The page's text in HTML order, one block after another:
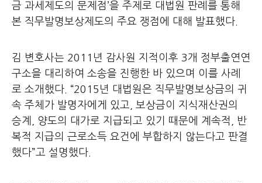
금 과세제도의 문제점’을 주제로 대법원 판례를 통해
본 직무발명보상제도의 주요 쟁점에 대해 발표했다.
김 변호사는 2011년 감사원 지적이후 3개 정부출연연
구소을 대리하여 소송을 진행한 바 있으며 이를 사례
로 소개했다. “2015년 대법원은 직무발명보상금의 귀
속 주체가 발명자에게 있고, 보상금이 지식재산권의
승계, 양도의 대가로 지급되고 있기 때문에 계속적, 반
복적 지급의 근로소득 요건에 부합하지 않는다고 판결
했다”고 설명했다.